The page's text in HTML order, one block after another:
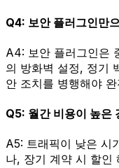
Q4: 보안 플러그인만
A4: 보안 플러그인은
의 방화벽 설정, 정기
안 조치를 병행해야
Q5: 월간 비용이 높은
A5: 트래픽이 낮은 시
나, 장기 계약 시 할인